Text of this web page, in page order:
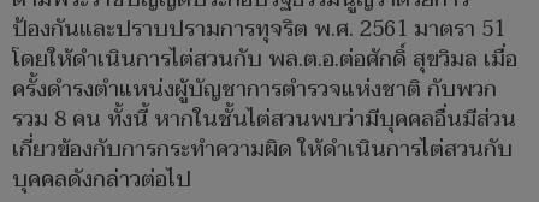
ป้องกันและปราบปรามการทุจริต พ.ศ. 2561 มาตรา 51
โดยให้ดำเนินการไต่สวนกับ พล.ต.อ.ต่อศักดิ์ สุขวิมล เมื่อ
ครั้งดำรงตำแหน่งผู้บัญชาการตำรวจแห่งชาติ กับพวก
รวม 8 คน ทั้งนี้ หากในชั้นไต่สวนพบว่ามีบุคคลอื่นมีส่วน
เกี่ยวข้องกับการกระทำความผิด ให้ดำเนินการไต่สวนกับ
บุคคลดังกล่าวต่อไป